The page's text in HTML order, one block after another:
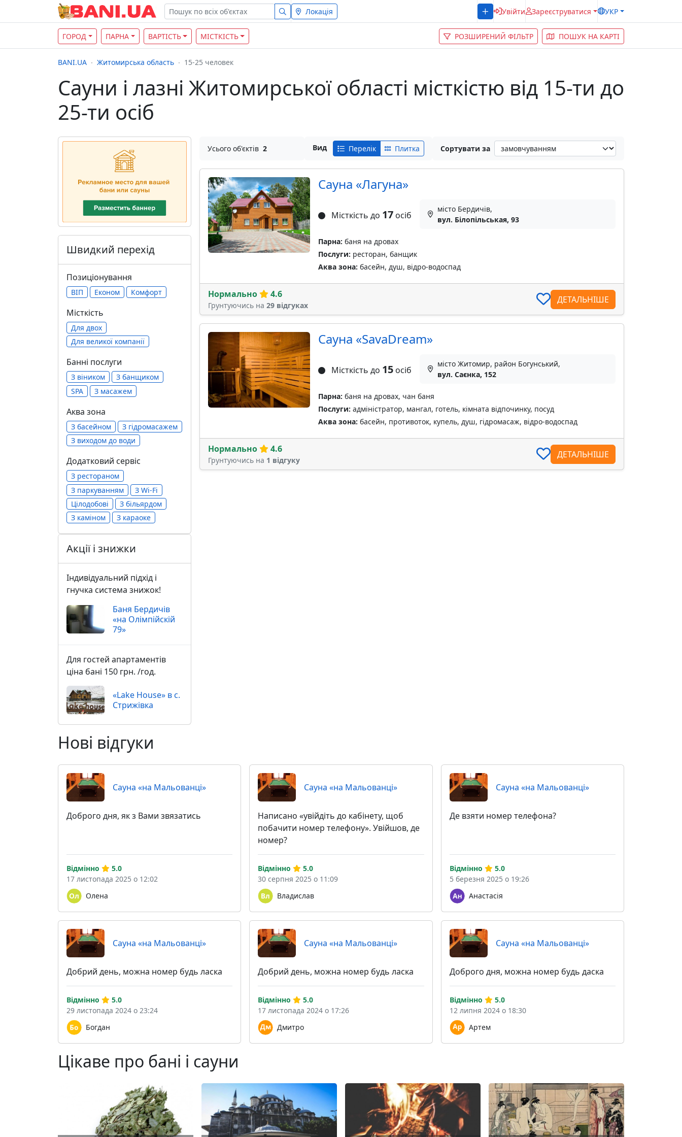
Локація Увійти Зареєструватися УКР
ГОРОД ПАРНА ВАРТІСТЬ МІСТКІСТЬ РОЗШИРЕНИЙ ФІЛЬТР ПОШУК НА КАРТІ
BANI.UA Житомирська область 15-25 человек
Сауни і лазні Житомирської області місткістю від 15-ти до
25-ти осіб
Усього об'єктів 2 Вид Перелік Плитка Сортувати за
Сауна «Лагуна»
Місткість до 17осіб
місто Бердичів,
вул. Білопільськая, 93
Парна: баня на дровах
Послуги: ресторан, банщик
Аква зона: басейн, душ, відро-водоспад
Нормально 4.6
Грунтуючись на 29 відгуках
ДЕТАЛЬНІШЕ
Сауна «SavaDream»
Місткість до 15осіб
місто Житомир, район Богунський,
вул. Саєнка, 152
Парна: баня на дровах, чан баня
Послуги: адміністратор, мангал, готель, кімната відпочинку, посуд
Аква зона: басейн, противоток, купель, душ, гідромасаж, відро-водоспад
Нормально 4.6
Грунтуючись на 1 відгуку
ДЕТАЛЬНІШЕ
Швидкий перехід
Позиціонування
ВІП Економ Комфорт
Місткість
Для двох
Для великої компанії
Банні послуги
З віником
З банщиком
SPA
З масажем
Аква зона
З басейном
З гідромасажем
З виходом до води
Додатковий сервіс
З рестораном
З паркуванням
З Wi-Fi
Цілодобові
З більярдом
З каміном
З караоке
Акції і знижки
Індивідуальний підхід і
гнучка система знижок!
Баня Бердичів
«на Олімпійскій
79»
Для гостей апартаментів
ціна бані 150 грн. /год.
«Lake House» в с.
Стрижівка
Нові відгуки
Сауна «на Мальованці»
Доброго дня, як з Вами звязатись
Олена
Відмінно
5.0
17 листопада 2025 о 12:02
Сауна «на Мальованці»
Написано «увійдіть до кабінету, щоб
побачити номер телефону». Увійшов, де
номер?
Владислав
Відмінно
5.0
30 серпня 2025 о 11:09
Сауна «на Мальованці»
Де взяти номер телефона?
Анастасія
Відмінно
5.0
5 березня 2025 о 19:26
Сауна «на Мальованці»
Добрий день, можна номер будь ласка
Богдан
Відмінно
5.0
29 листопада 2024 о 23:24
Сауна «на Мальованці»
Добрий день, можна номер будь ласка
Дмитро
Відмінно
5.0
17 листопада 2024 о 17:26
Сауна «на Мальованці»
Доброго дня, можна номер будь даска
Артем
Відмінно
5.0
12 липня 2024 о 18:30
Цікаве про бані і сауни